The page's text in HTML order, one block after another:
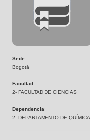
Sede:
Bogotá
Facultad:
2- FACULTAD DE CIENCIAS
Dependencia:
2- DEPARTAMENTO DE QUÍMICA